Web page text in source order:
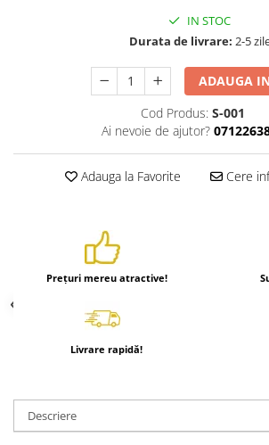
IN STOC
Durata de livrare: 2-5
ADAUGA
Cod Produs: S-001
Ai nevoie de ajutor?
Adauga la Favorite Cere
Prețuri mereu atractive!
Livrare rapidă!
Descriere